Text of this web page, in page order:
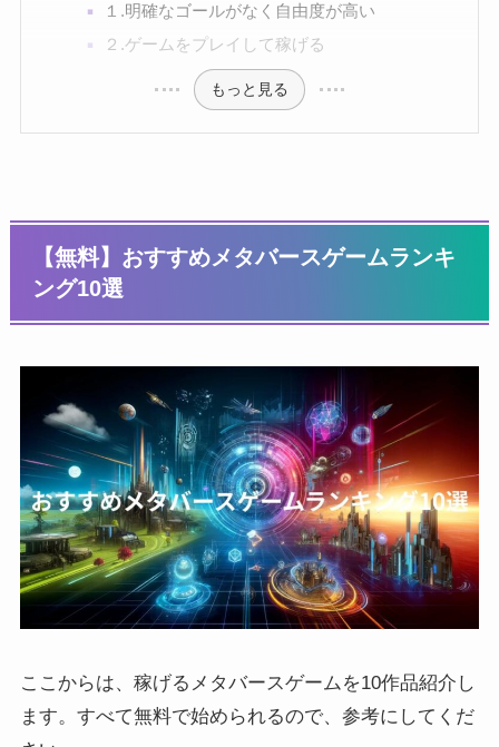
１.明確なゴールがなく自由度が高い
２.ゲームをプレイして稼げる
もっと見る
【無料】おすすめメタバースゲームランキ
ング10選
ここからは、稼げるメタバースゲームを10作品紹介し
ます。すべて無料で始められるので、参考にしてくだ